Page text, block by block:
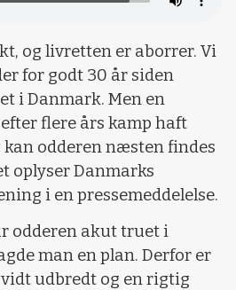
og livretten er aborrer. Vi
for godt 30 år siden
i Danmark. Men en
flere års kamp haft
odderen næsten findes
oplyser Danmarks
i en pressemeddelelse.
odderen akut truet i
man en plan. Derfor er
udbredt og en rigtig